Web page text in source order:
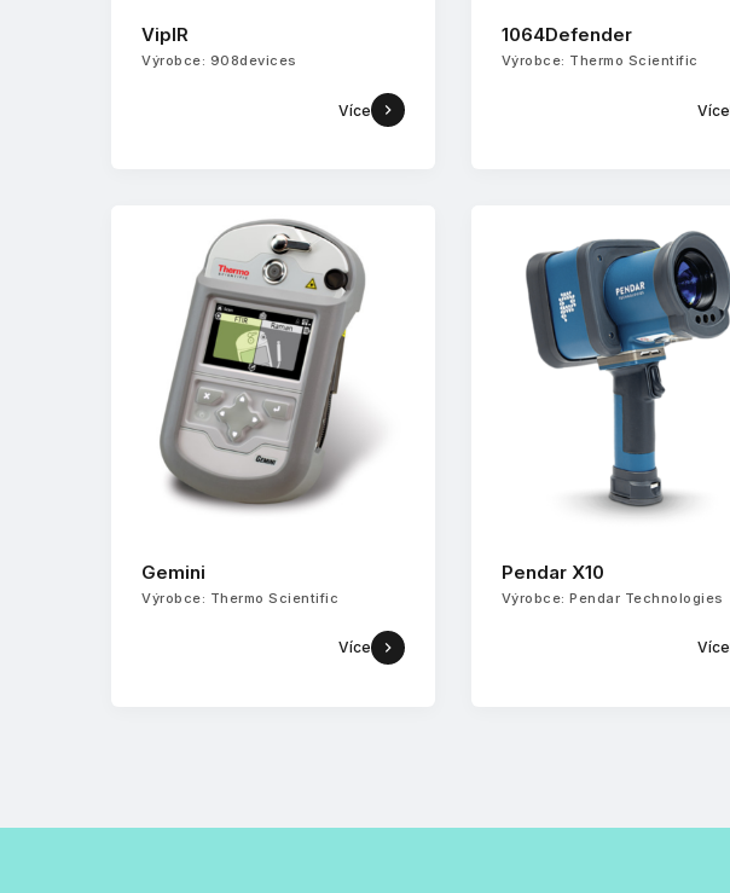
VipIR
Výrobce: 908devices
Více
1064Defender
Výrobce: Thermo Scientific
Více
Gemini
Výrobce: Thermo Scientific
Více
Pendar X10
Výrobce: Pendar Technologies
Více